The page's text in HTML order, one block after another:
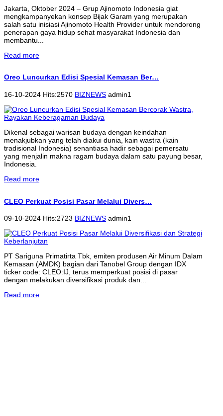
Jakarta, Oktober 2024 – Grup Ajinomoto Indonesia giat
mengkampanyekan konsep Bijak Garam yang merupakan
salah satu inisiasi Ajinomoto Health Provider untuk mendorong
penerapan gaya hidup sehat masyarakat Indonesia dan
membantu...
Read more
Oreo Luncurkan Edisi Spesial Kemasan Ber…
16-10-2024 Hits:2570 BIZNEWS admin1
Dikenal sebagai warisan budaya dengan keindahan
menakjubkan yang telah diakui dunia, kain wastra (kain
tradisional Indonesia) senantiasa hadir sebagai pemersatu
yang menjalin makna ragam budaya dalam satu payung besar,
Indonesia.
Read more
CLEO Perkuat Posisi Pasar Melalui Divers…
09-10-2024 Hits:2723 BIZNEWS admin1
PT Sariguna Primatirta Tbk, emiten produsen Air Minum Dalam
Kemasan (AMDK) bagian dari Tanobel Group dengan IDX
ticker code: CLEO:IJ, terus memperkuat posisi di pasar
dengan melakukan diversifikasi produk dan...
Read more